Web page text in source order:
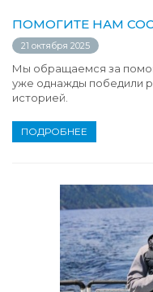
ПОМОГИТЕ НАМ
21 октября 2025
Мы обращаемся за
уже однажды победили
историей.
ПОДРОБНЕЕ